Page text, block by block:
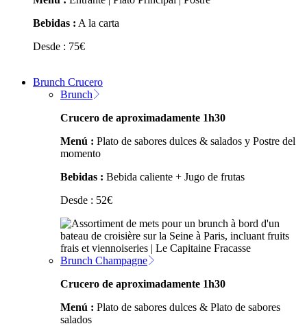
Bebidas : A la carta
Desde : 75€
Brunch Crucero
Brunch
Crucero de aproximadamente 1h30
Menú : Plato de sabores dulces & salados y Postre del
momento
Bebidas : Bebida caliente + Jugo de frutas
Desde : 52€
Brunch Champagne
Crucero de aproximadamente 1h30
Menú : Plato de sabores dulces & Plato de sabores
salados